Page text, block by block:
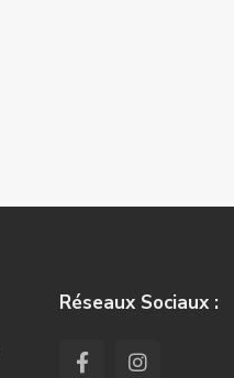
Réseaux Sociaux :